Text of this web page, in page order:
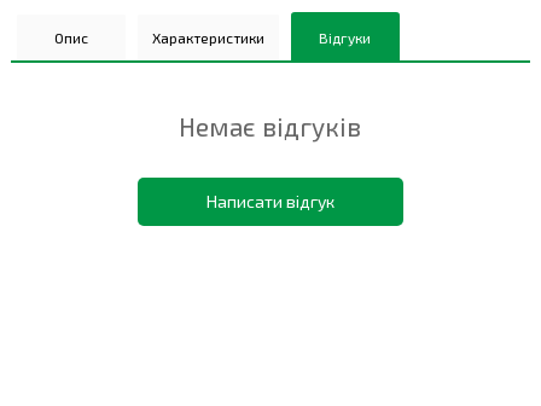
Опис Характеристики Відгуки
Немає відгуків
Написати відгук